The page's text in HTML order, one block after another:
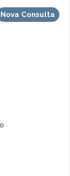
Nova Consulta